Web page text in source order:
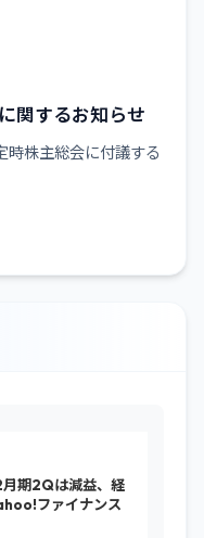
関するお知らせ
株主総会に付議する
期2Qは減益、経
ファイナンス